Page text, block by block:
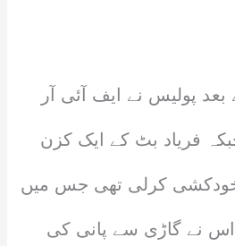
پولیس نے ایف آئی آر
فریاد بٹ کے ایک کزن
کرلی تھی جس میں
اس نے گاڑی سے پانی کی